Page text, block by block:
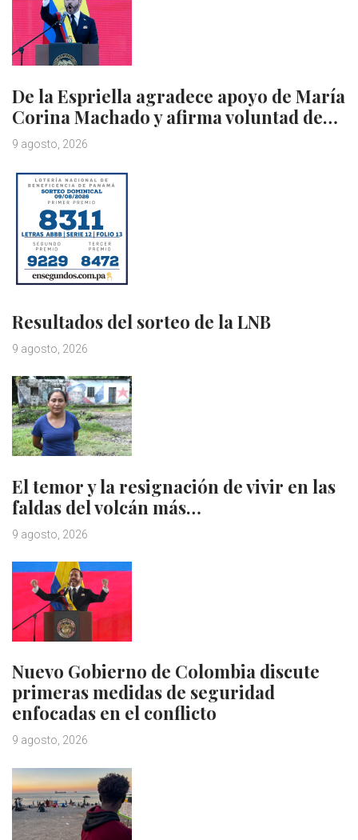
De la Espriella agradece apoyo de María
Corina Machado y afirma voluntad de…
9 agosto, 2026
Resultados del sorteo de la LNB
9 agosto, 2026
El temor y la resignación de vivir en las
faldas del volcán más…
9 agosto, 2026
Nuevo Gobierno de Colombia discute
primeras medidas de seguridad
enfocadas en el conflicto
9 agosto, 2026